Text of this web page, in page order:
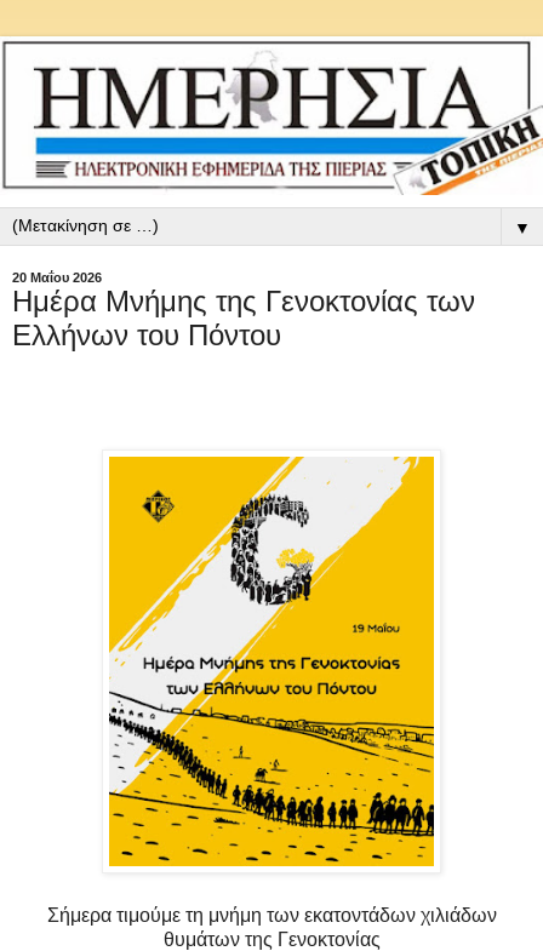
▼
20 Μαΐου 2026
Ημέρα Μνήμης της Γενοκτονίας των
Ελλήνων του Πόντου
Σήμερα τιμούμε τη μνήμη των εκατοντάδων χιλιάδων
θυμάτων της Γενοκτονίας